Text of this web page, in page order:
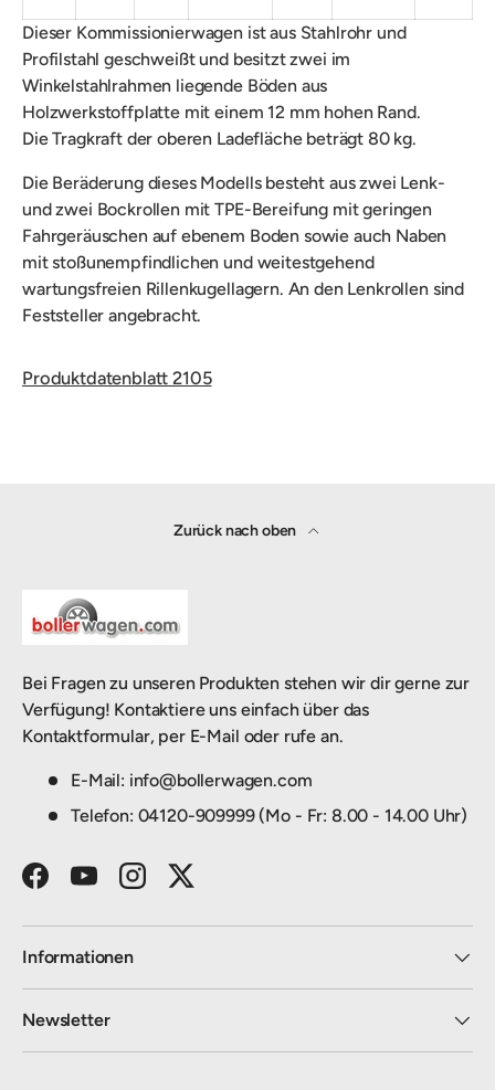
Dieser Kommissionierwagen ist aus Stahlrohr und
Profilstahl geschweißt und besitzt zwei im
Winkelstahlrahmen liegende Böden aus
Holzwerkstoffplatte mit einem 12 mm hohen Rand.
DieTragkraft der oberen Ladefläche beträgt 80 kg.
Die Beräderung dieses Modells besteht aus zwei Lenk-
und zwei Bockrollen mit TPE-Bereifung mit geringen
Fahrgeräuschen auf ebenem Boden sowie auch Naben
mit stoßunempfindlichen und weitestgehend
wartungsfreien Rillenkugellagern. An den Lenkrollen sind
Feststeller angebracht.
Produktdatenblatt 2105
Zurück nach oben
Bei Fragen zu unseren Produkten stehen wir dir gerne zur
Verfügung! Kontaktiere uns einfach über das
Kontaktformular, per E-Mail oder rufe an.
E-Mail: info@bollerwagen.com
Telefon: 04120-909999 (Mo - Fr: 8.00 - 14.00 Uhr)
FacebookYouTubeInstagramTwitter
Informationen
Newsletter